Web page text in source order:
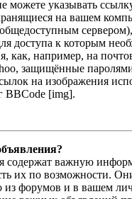
можете указывать
на вашем
доступа к которым
как, например, на
защищённые
на изображения
BBCode [img].
содержат важную
их по возможности.
из форумов и в вашем